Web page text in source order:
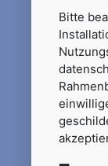
Bitte